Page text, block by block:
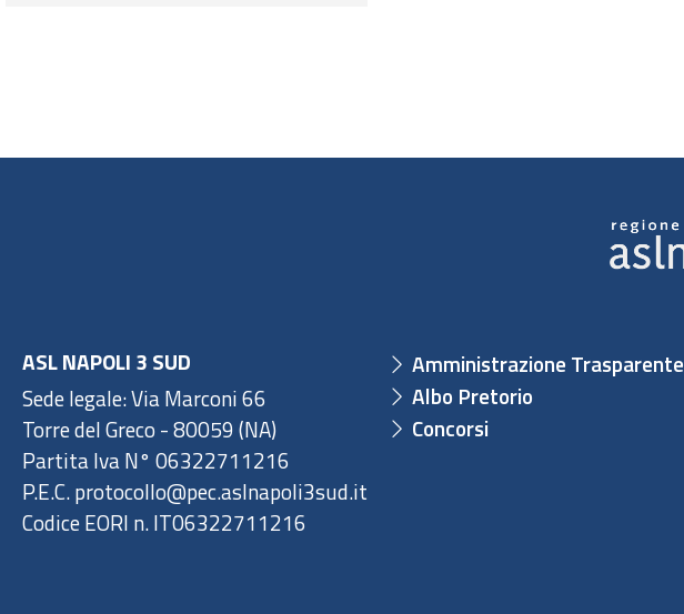
ASL NAPOLI 3 SUD
Sede legale: Via Marconi 66
Torre del Greco - 80059 (NA)
Partita Iva N° 06322711216
P.E.C. protocollo@pec.aslnapoli3sud.it
Codice EORI n. IT06322711216
Amministrazione Trasparente
Albo Pretorio
Concorsi